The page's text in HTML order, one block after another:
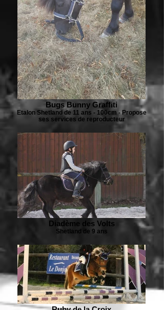
Bugs Bunny Graffiti
Etalon Shetland de 11 ans - 100cm - Propose
ses services de reproducteur
Diadème des Volts
Shetland de 9 ans